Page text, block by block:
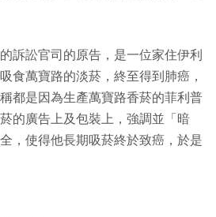
訴訟官司的原告，是一位家住伊利
食萬寶路的淡菸，終至得到肺癌，
都是因為生產萬寶路香菸的菲利普
的廣告上及包裝上，強調並「暗
，使得他長期吸菸終於致癌，於是